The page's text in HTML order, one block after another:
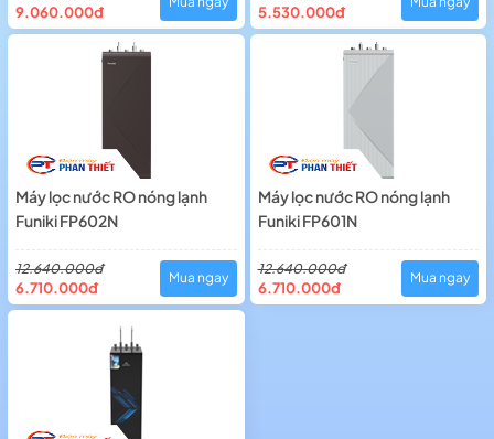
9.060.000đ 5.530.000đ
Máy lọc nước RO nóng lạnh
Funiki FP602N
Mua ngay
12.640.000đ
6.710.000đ
Máy lọc nước RO nóng lạnh
Funiki FP601N
Mua ngay
12.640.000đ
6.710.000đ